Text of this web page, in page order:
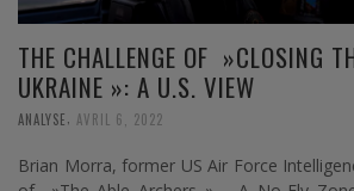
THE CHALLENGE OF »CLOSING
UKRAINE »: A U.S. VIEW
ANALYSE AVRIL 6, 2022
Brian Morra, former US Air Force